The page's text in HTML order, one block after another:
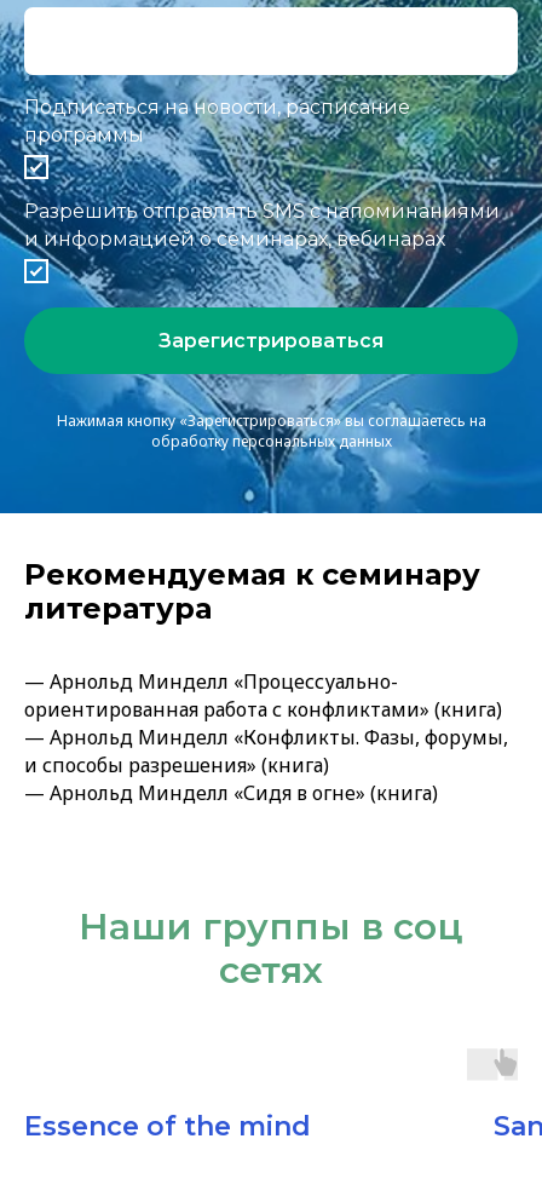
Подписаться на новости, расписание
программы
Разрешить отправлять SMS с напоминаниями
и информацией о семинарах, вебинарах
Зарегистрироваться
Нажимая кнопку «Зарегистрироваться» вы соглашаетесь на
обработку персональных данных
Рекомендуемая к семинару
литература
— Арнольд Минделл «Процессуально-
ориентированная работа с конфликтами» (книга)
— Арнольд Минделл «Конфликты. Фазы, форумы,
и способы разрешения» (книга)
— Арнольд Минделл «Сидя в огне» (книга)
Наши группы в соц
сетях
Essence of the mind